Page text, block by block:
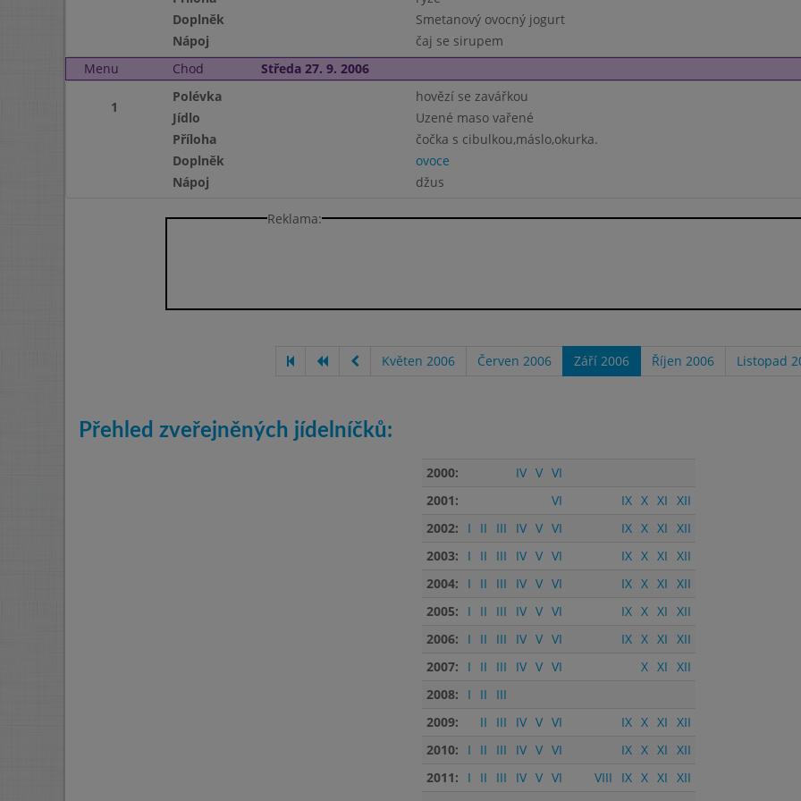
Doplněk
Smetanový ovocný jogurt
Nápoj
čaj se sirupem
Menu
Chod Středa 27. 9. 2006
1
Polévka
hovězí se zavářkou
Jídlo
Uzené maso vařené
Příloha
čočka s cibulkou,máslo,okurka.
Doplněk
ovoce
Nápoj
džus
Reklama:
Květen 2006 Červen 2006 Září 2006 Říjen 2006 Listopad
Přehled zveřejněných jídelníčků:
2000: IV V VI
2001:
VI IX X XI XII
2002:
I II III IV V VI IX X XI XII
2003:
I II III IV V VI IX X XI XII
2004:
I II III IV V VI IX X XI XII
2005:
I II III IV V VI IX X XI XII
2006:
I II III IV V VI IX X XI XII
2007:
I II III IV V VI X XI XII
2008:
I II
III
2009:
II III IV V VI IX X XI XII
2010:
I II III IV V VI IX X XI XII
2011:
I II III IV V VI VIII IX X XI XII